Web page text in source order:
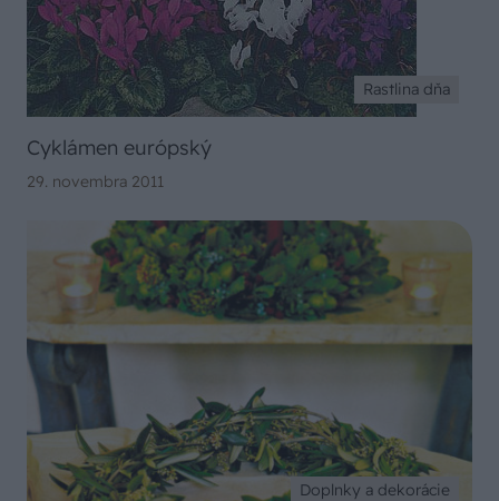
Rastlina dňa
Cyklámen európský
29. novembra 2011
Doplnky a dekorácie